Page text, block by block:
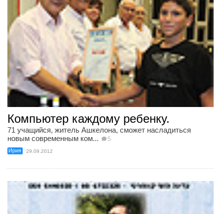
Компьютер каждому ребенку.
71 учащийся, житель Ашкелона, сможет насладиться
новым современным ком...
5
Ирия 29.09.2012